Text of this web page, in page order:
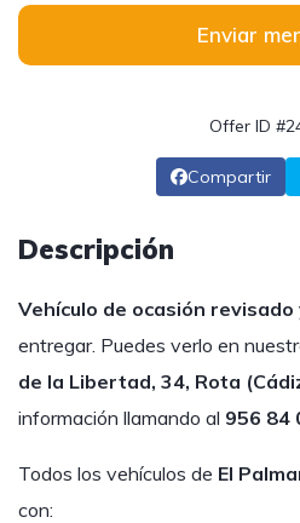
Enviar
Offer ID
Compartir
Descripción
Vehículo de ocasión
entregar. Puedes verlo en
de la Libertad, 34, Rota
información llamando al 956 84
Todos los vehículos de El
con: